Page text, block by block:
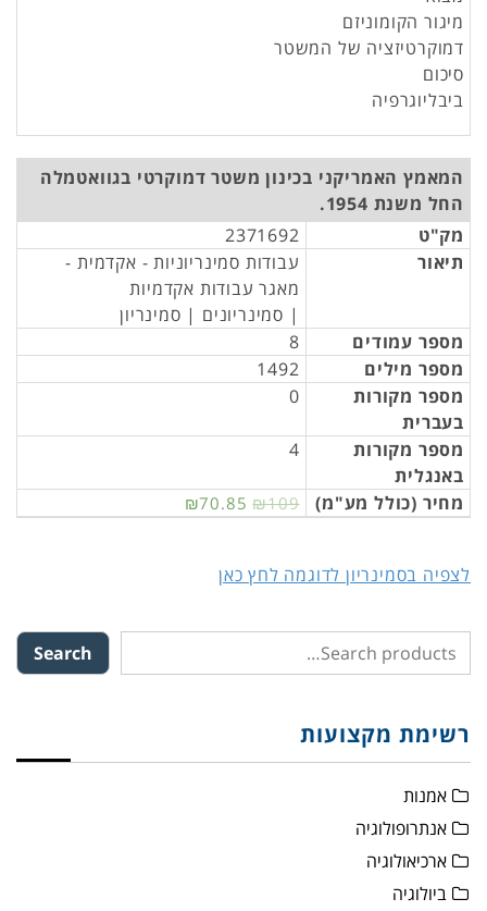
מיגור הקומוניזם
דמוקרטיזציה של המשטר
סיכום
ביבליוגרפיה
המאמץ האמריקני בכינון משטר דמוקרטי בגוואטמלה
החל משנת 1954.
מק"ט
2371692
תיאור
עבודות סמינריוניות - אקדמית -
מאגר עבודות אקדמיות
| סמינריונים | סמינריון
מספר עמודים
8
מספר מילים
1492
מספר מקורות
בעברית
0
מספר מקורות
באנגלית
4
מחיר (כולל מע"מ) ₪70.85 ₪109
לצפיה בסמינריון לדוגמה לחץ כאן
Search
רשימת מקצועות
אמנות
אנתרופולוגיה
ארכיאולוגיה
ביולוגיה